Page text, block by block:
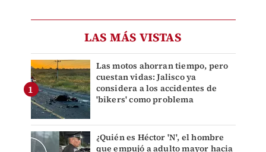
LAS MÁS VISTAS
Las motos ahorran tiempo, pero
cuestan vidas: Jalisco ya
considera a los accidentes de
'bikers' como problema
¿Quién es Héctor 'N', el hombre
que empujó a adulto mayor hacia